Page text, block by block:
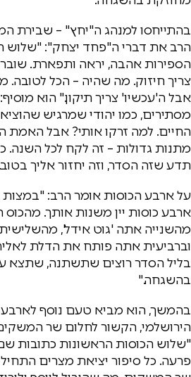
בהתייחסו למנהג ה"יחץ" – שבירת
הרב את דברי ה"פחד יצחק":
הספירות אהבה, יראה ותפארת.
צריך חיזוק. מה שהיה – הכל לטובה.
אבל ה'עכשיו' צריך תיקון." הוא
מסתירים, כמו יהודי שמרגיש
החיים. למה זרקו אותי? אבל האמת
מתנות גדולות – זה לקח לכל השנה.
תדע שזה הסדר, וזה יחזור אליך
על ארבע הכוסות אומר הרב:
ארבע כוסות יין משנות אותך.
מהשנייה אתה 'גוט אידל',
וברביעית אתה פותח את הדלת
בליל הסדר רוצים שתשתנה, שתצא
בהשגחה."
בהמשך, הוא מביא טעם נוסף
הירושלמי, הקשור לחלום שר
"שלוש הכוסות הראשונות כתובות
פרעה. כל סיפור יציאת מצרים